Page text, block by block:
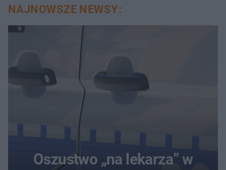
NAJNOWSZE NEWSY:
Oszustwo „na lekarza” w